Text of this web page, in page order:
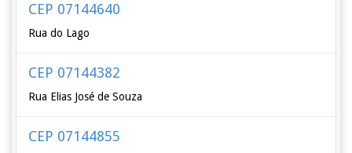
CEP 07144640
Rua do Lago
CEP 07144382
Rua Elias José de Souza
CEP 07144855